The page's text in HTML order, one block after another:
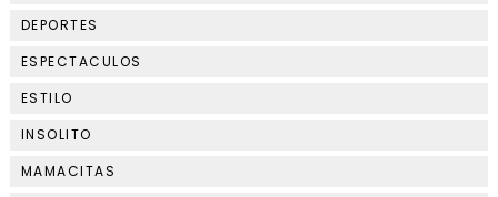
DEPORTES
ESPECTACULOS
ESTILO
INSOLITO
MAMACITAS